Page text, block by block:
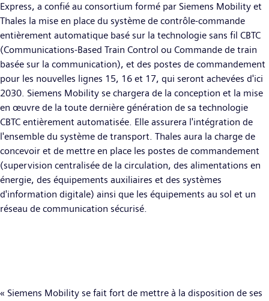
Express, a confié au consortium formé par Siemens Mobility et
Thales la mise en place du système de contrôle-commande
entièrement automatique basé sur la technologie sans fil CBTC
(Communications-Based Train Control ou Commande de train
basée sur la communication), et des postes de commandement
pour les nouvelles lignes 15, 16 et 17, qui seront achevées d'ici
2030. Siemens Mobility se chargera de la conception et la mise
en œuvre de la toute dernière génération de sa technologie
CBTC entièrement automatisée. Elle assurera l'intégration de
l'ensemble du système de transport. Thales aura la charge de
concevoir et de mettre en place les postes de commandement
(supervision centralisée de la circulation, des alimentations en
énergie, des équipements auxiliaires et des systèmes
d'information digitale) ainsi que les équipements au sol et un
réseau de communication sécurisé.
« Siemens Mobility se fait fort de mettre à la disposition de ses